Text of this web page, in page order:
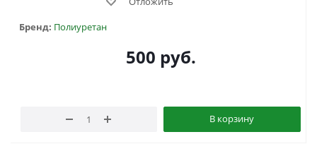
Бренд: Полиуретан
500 руб.
В корзину